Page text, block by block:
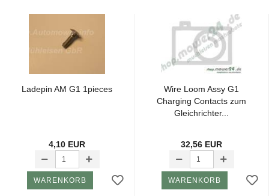
La­de­pin AM G1 1pieces
4,10 EUR
WARENKORB
Wire Loom Assy G1
Char­ging Contacts zum
Glei­chrich­ter...
32,56 EUR
WARENKORB